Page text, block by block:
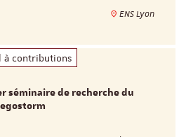
ENS Lyon
à contributions
séminaire de recherche du